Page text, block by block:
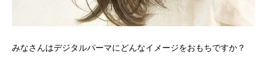
みなさんはデジタルパーマにどんなイメージをおもちですか？